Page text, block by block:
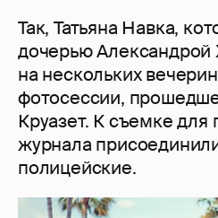
Так, Татьяна Навка,
дочерью Александрой
на нескольких
фотосессии,
Круазет. К съемке для
журнала
полицейские.